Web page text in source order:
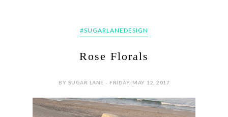
#SUGARLANEDESIGN
Rose Florals
BY SUGAR LANE - FRIDAY, MAY 12, 2017